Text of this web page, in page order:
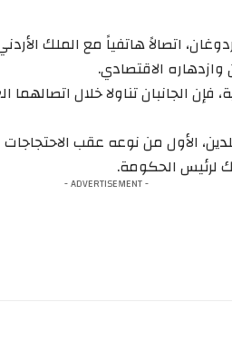
اتصالاً هاتفياً مع الملك الأردني
الاقتصادي.
الجانبان تناولا خلال اتصالهما
الأول من نوعه عقب
لرئيس الحكومة.
- ADVERTISEMENT -